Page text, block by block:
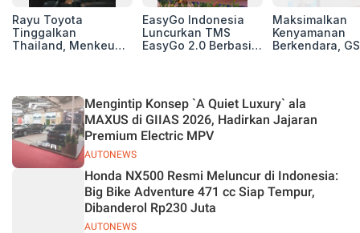
Rayu Toyota
Tinggalkan
Thailand, Menkeu
Basis Produksi
ASEAN
EasyGo Indonesia
Luncurkan TMS
EasyGo 2.0 Berbasis
Maksimalkan
Kenyamanan
Berkendara,
2026
AUTONEWS
Mengintip Konsep `A Quiet Luxury` ala
MAXUS di GIIAS 2026, Hadirkan Jajaran
Premium Electric MPV
AUTONEWS
Honda NX500 Resmi Meluncur di Indonesia:
Big Bike Adventure 471 cc Siap Tempur,
Dibanderol Rp230 Juta